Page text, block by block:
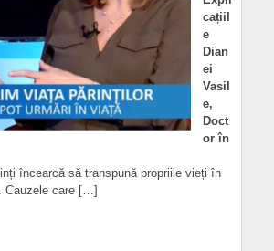
cațiil
e
Dian
ei
Vasil
e,
Doct
or în
încearcă să transpună propriile vieți în
Cauzele care […]